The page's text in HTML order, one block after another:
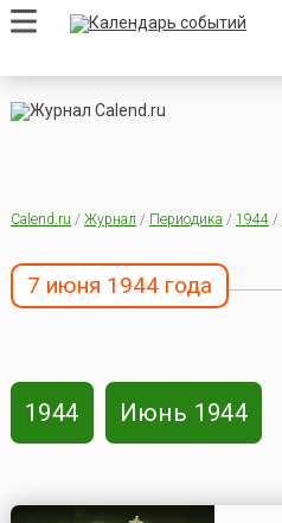
Calend.ru / Журнал / Периодика / 1944/
7 июня 1944 года
1944 Июнь 1944